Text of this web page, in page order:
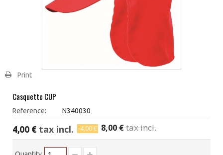
Print
Casquette CUP
Reference: N340030
4,00 € tax incl. -4,00 € 8,00 €tax incl.